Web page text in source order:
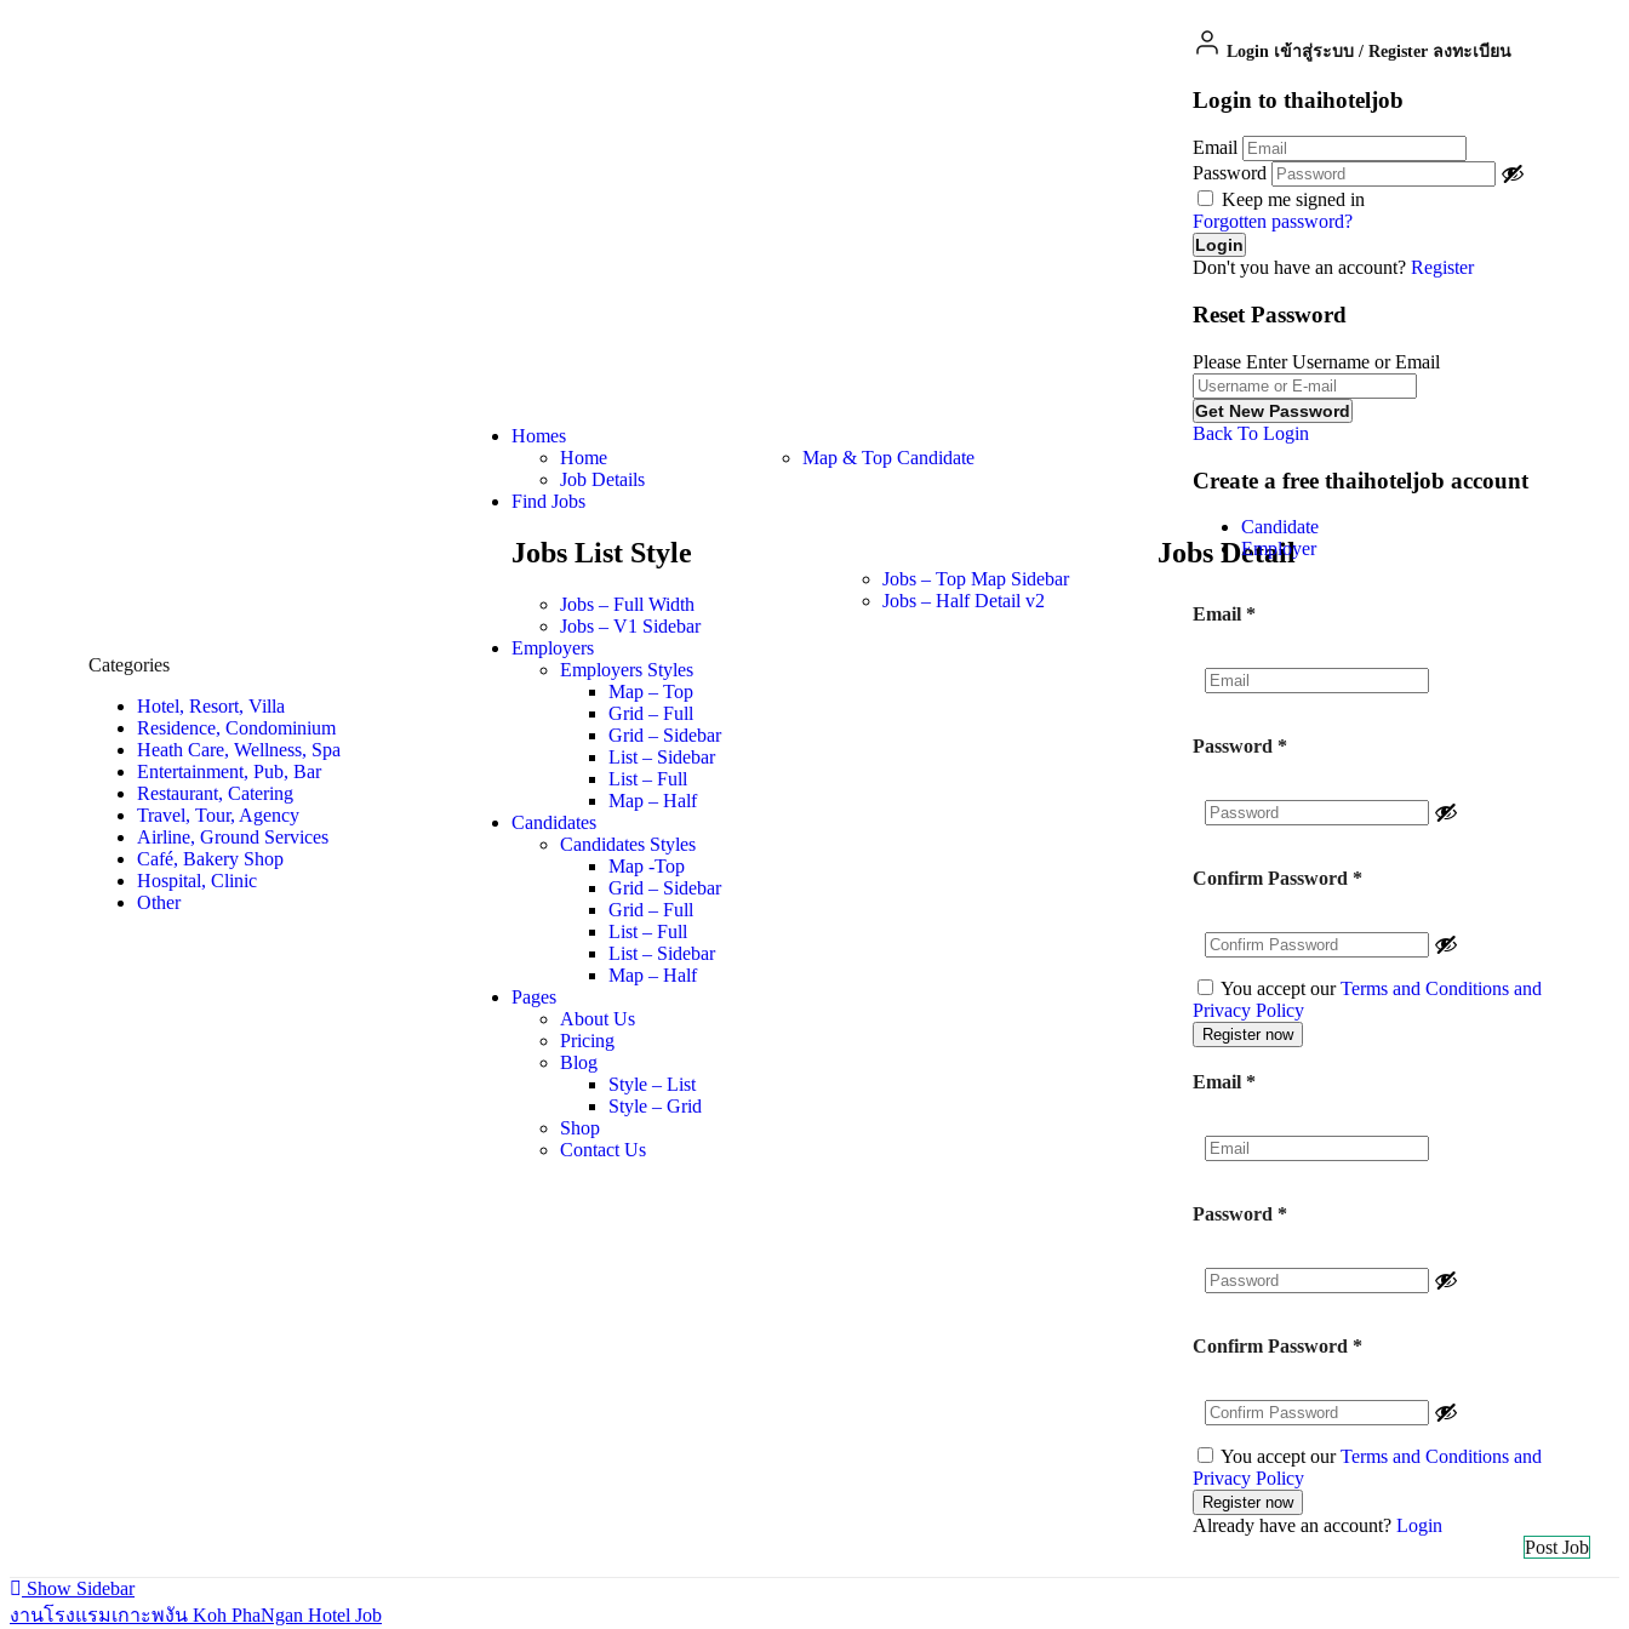
Categories
Hotel, Resort, Villa
Residence, Condominium
Heath Care, Wellness, Spa
Entertainment, Pub, Bar
Restaurant, Catering
Travel, Tour, Agency
Airline, Ground Services
Café, Bakery Shop
Hospital, Clinic
Other
Homes
Home
Job Details
Map & Top Candidate
Find Jobs
Jobs List Style
Jobs – Full Width
Jobs – V1 Sidebar
Jobs – Top Map Sidebar
Jobs – Half Detail v2
Jobs Detail
Employers
Employers Styles
Map – Top
Grid – Full
Grid – Sidebar
List – Sidebar
List – Full
Map – Half
Candidates
Candidates Styles
Map -Top
Grid – Sidebar
Grid – Full
List – Full
List – Sidebar
Map – Half
Pages
About Us
Pricing
Blog
Style – List
Style – Grid
Shop
Contact Us
Login เข้าสู่ระบบ / Register ลงทะเบียน
Login to thaihoteljob
Email
Password
Keep me signed in
Forgotten password?
Don't you have an account? Register
Reset Password
Please Enter Username or Email
Back To Login
Create a free thaihoteljob account
Candidate
Employer
Email *
Password *
Confirm Password *
You accept ourTerms and Conditions and
Privacy Policy
Email *
Password *
Confirm Password *
You accept ourTerms and Conditions and
Privacy Policy
Already have an account? Login
Post Job
Show Sidebar
งานโรงแรมเกาะพงัน Koh PhaNgan Hotel Job